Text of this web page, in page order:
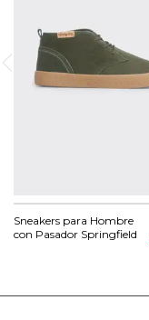
Sneakers para Hombre
con Pasador Springfield